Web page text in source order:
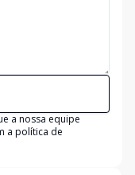
a nossa equipe
a política de